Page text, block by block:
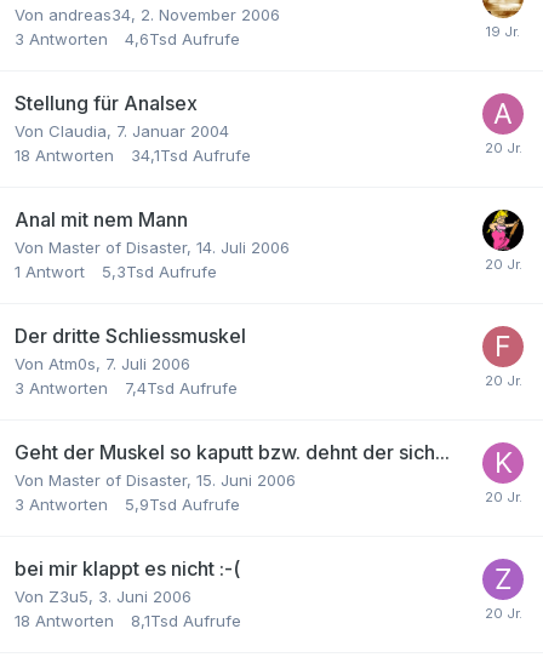
Von andreas34, 2. November 2006
3 Antworten 4,6Tsd Aufrufe
Stellung für Analsex
Von Claudia, 7. Januar 2004
18 Antworten 34,1Tsd Aufrufe
Anal mit nem Mann
Von Master of Disaster, 14. Juli 2006
1 Antwort 5,3Tsd Aufrufe
Der dritte Schliessmuskel
Von Atm0s, 7. Juli 2006
3 Antworten 7,4Tsd Aufrufe
Geht der Muskel so kaputt bzw. dehnt der sich...
Von Master of Disaster, 15. Juni 2006
3 Antworten 5,9Tsd Aufrufe
bei mir klappt es nicht :-(
Von Z3u5, 3. Juni 2006
18 Antworten 8,1Tsd Aufrufe